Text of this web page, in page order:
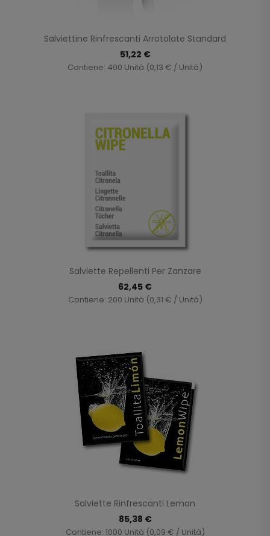
Salviettine Rinfrescanti Arrotolate Standard
51,22 €
Contiene: 400 Unità (0,13 € / Unità)
Salviette Repellenti Per Zanzare
62,45 €
Contiene: 200 Unità (0,31 € / Unità)
Salviette Rinfrescanti Lemon
85,38 €
Contiene: 1000 Unità (0,09 € / Unità)